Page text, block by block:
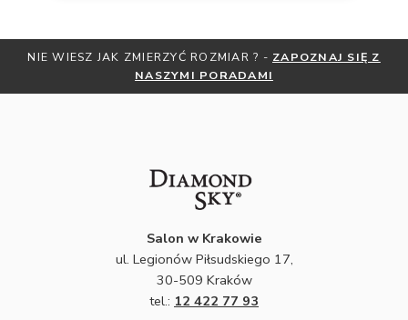
NIE WIESZ JAK ZMIERZYĆ ROZMIAR ? - ZAPOZNAJ SIĘ Z
NASZYMI PORADAMI
Salon w Krakowie
ul. Legionów Piłsudskiego 17,
30-509 Kraków
tel.: 12 422 77 93